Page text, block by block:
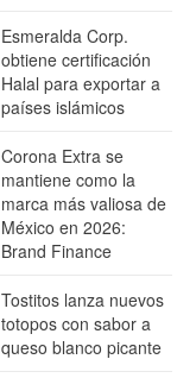
Esmeralda Corp.
obtiene certificación
Halal para exportar a
países islámicos
Corona Extra se
mantiene como la
marca más valiosa de
México en 2026:
Brand Finance
Tostitos lanza nuevos
totopos con sabor a
queso blanco picante